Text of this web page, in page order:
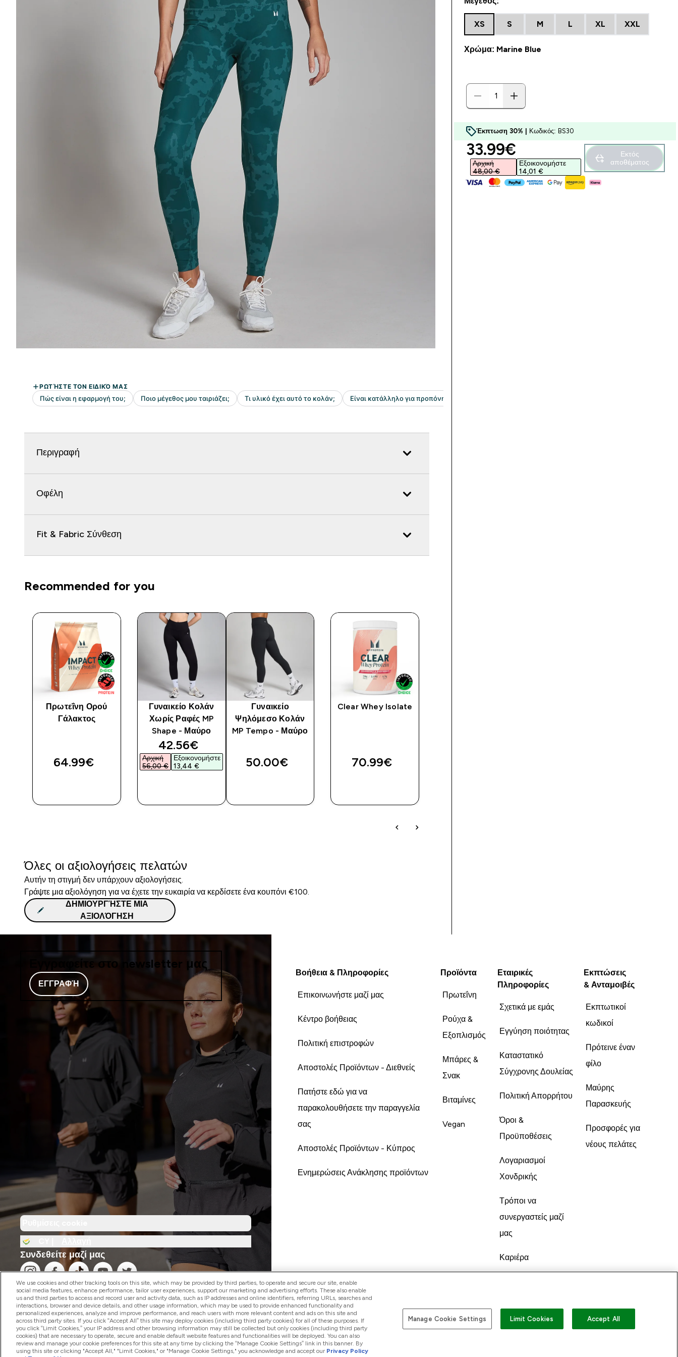
Περιγραφή
Οφέλη
Fit & Fabric Σύνθεση
Recommended for you
Πρωτεΐνη Ορού
Γάλακτος
64.99€‎
Γυναικείο Κολάν
Χωρίς Ραφές MP
Shape - Μαύρο
discounted price
42.56€‎
Αρχική
56,00 €‎
Εξοικονομήστε
13,44 €‎
Γυναικείο
Ψηλόμεσο Κολάν
MP Tempo - Μαύρο
50.00€‎
Clear Whey Isolate
70.99€‎
Όλες οι αξιολογήσεις πελατών
Αυτήν τη στιγμή δεν υπάρχουν αξιολογήσεις.
Γράψτε μια αξιολόγηση για να έχετε την ευκαιρία να κερδίσετε ένα κουπόνι €100.
ΔΗΜΙΟΥΡΓΉΣΤΕ ΜΙΑ
ΑΞΙΟΛΌΓΗΣΗ
XS S M L XL XXL
Χρώμα: Marine Blue
Έκπτωση 30% | Κωδικός: BS30
discounted price
33.99€‎
Αρχική
48,00 €‎
Εξοικονομήστε
14,01 €‎
Εκτός
αποθέματος
Εγγραφείτε στο newsletter μας
ΕΓΓΡΑΦΉ
Συνδεθείτε μαζί μας
Βοήθεια & Πληροφορίες
Επικοινωνήστε μαζί μας
Κέντρο βοήθειας
Πολιτική επιστροφών
Αποστολές Προϊόντων - Διεθνείς
Πατήστε εδώ για να
παρακολουθήσετε την παραγγελία
σας
Αποστολές Προϊόντων - Κύπρος
Ενημερώσεις Ανάκλησης προϊόντων
Προϊόντα
Πρωτεΐνη
Ρούχα &
Εξοπλισμός
Μπάρες &
Σνακ
Βιταμίνες
Vegan
Εταιρικές
Πληροφορίες
Σχετικά με εμάς
Εγγύηση ποιότητας
Καταστατικό
Σύγχρονης Δουλείας
Πολιτική Απορρήτου
Όροι &
Προϋποθέσεις
Λογαριασμοί
Χονδρικής
Τρόποι να
συνεργαστείς μαζί
μας
Καριέρα
Εκπτώσεις
& Ανταμοιβές
Εκπτωτικοί
κωδικοί
Πρότεινε έναν
φίλο
Μαύρης
Παρασκευής
Προσφορές για
νέους πελάτες
2026 The Hut.com Ltd Pay with
We use cookies and other tracking tools on this site, which may be provided by third parties, to operate and secure our site, enable
social media features, enhance performance, tailor user experiences, support our marketing and advertising efforts. These also enable
us and third parties to access and record user and activity data, such as IP addresses and online identifiers, referring URLs, searches and
interactions, browser and device details, and other usage information, which may be used to provide enhanced functionality and
personalized experiences, analyze and improve performance, and reach users with more relevant content and ads on this site and
across third party sites. If you click “Accept All” this site may deploy cookies (including third party cookies) for all of these purposes. If
you click “Limit Cookies,” your IP address and other browsing information may still be collected but only cookies (including third party
cookies) that are necessary to operate, secure and enable default website features and functionalities will be deployed. You can also
review and manage your cookie preferences for this site at any time by clicking the “Manage Cookie Settings” link in this banner. By
using this site or clicking "Accept All," "Limit Cookies," or "Manage Cookie Settings," you acknowledge and accept our Privacy Policy
Manage Cookie Settings Limit Cookies Accept All